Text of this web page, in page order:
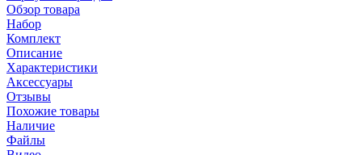
Обзор товара
Набор
Комплект
Описание
Характеристики
Аксессуары
Отзывы
Похожие товары
Наличие
Файлы